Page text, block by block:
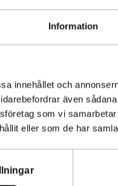
Information
innehållet och
även
som vi
eller som de har
-19%